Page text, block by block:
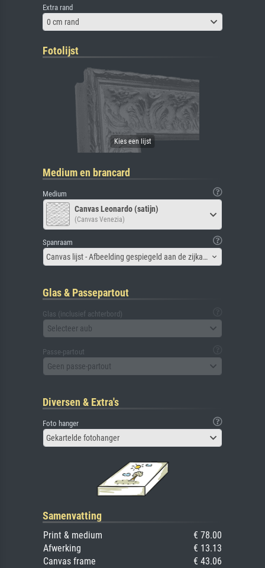
Extra rand
0 cm rand
Fotolijst
Medium en brancard
Medium
Canvas Leonardo (satijn)
(Canvas Venezia)
Spanraam
Canvas lijst - Afbeelding gespiegeld aan de zijkant
Glas & Passepartout
Glas (inclusief achterbord)
Selecteer aub
Passe-partout
Geen passe-partout
Diversen & Extra's
Foto hanger
Gekartelde fotohanger
Samenvatting
Print & medium
€ 78.00
Afwerking
€ 13.13
Canvas frame
€ 43.06